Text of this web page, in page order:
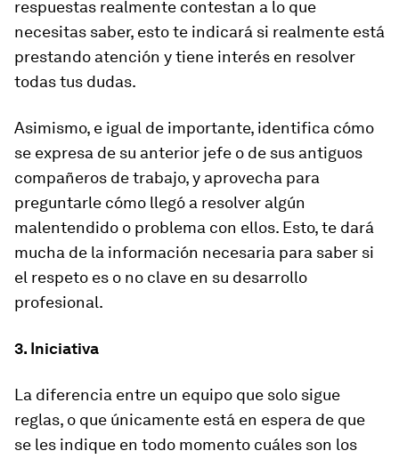
respuestas realmente contestan a lo que
necesitas saber, esto te indicará si realmente está
prestando atención y tiene interés en resolver
todas tus dudas.
Asimismo, e igual de importante, identifica cómo
se expresa de su anterior jefe o de sus antiguos
compañeros de trabajo, y aprovecha para
preguntarle cómo llegó a resolver algún
malentendido o problema con ellos. Esto, te dará
mucha de la información necesaria para saber si
el respeto es o no clave en su desarrollo
profesional.
3. Iniciativa
La diferencia entre un equipo que solo sigue
reglas, o que únicamente está en espera de que
se les indique en todo momento cuáles son los